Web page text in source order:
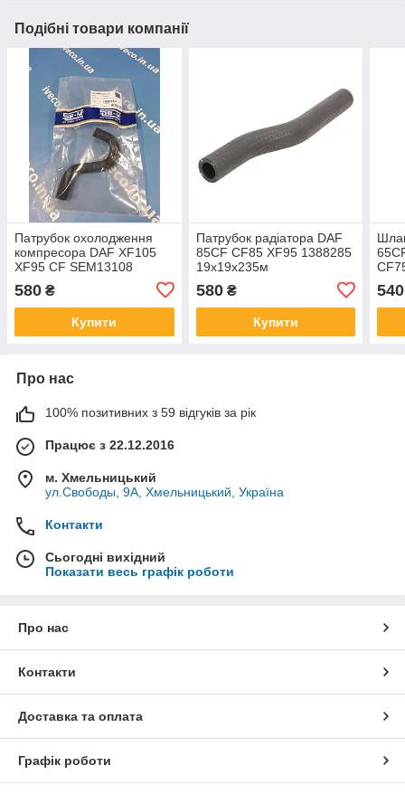
Подібні товари компанії
Патрубок охолодження
компресора DAF XF105
XF95 CF SEM13108
1786291 1626860 2124570
5.41910-DT
580 ₴
Купити
Патрубок радіатора DAF
85CF CF85 XF95 1388285
19x19x235м
580₴
Купити
540
Про нас
100% позитивних з 59 відгуків за рік
Працює з 22.12.2016
м. Хмельницький
ул.Свободы, 9А, Хмельницький, Україна
Контакти
Сьогодні вихідний
Показати весь графік роботи
Про нас
Контакти
Доставка та оплата
Графік роботи